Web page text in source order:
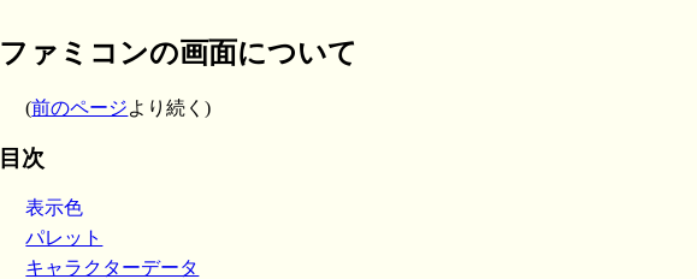
ファミコンの画面について
(前のページより続く)
目次
表示色
パレット
キャラクターデータ